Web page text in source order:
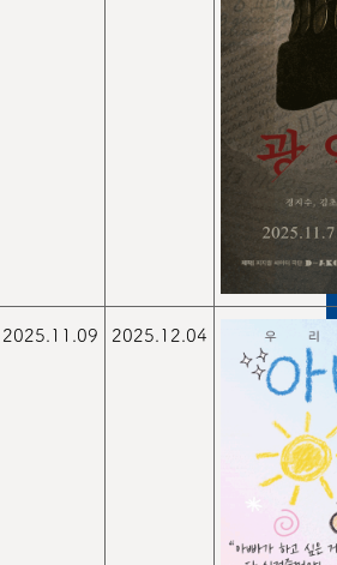
2025.11.09 2025.12.04